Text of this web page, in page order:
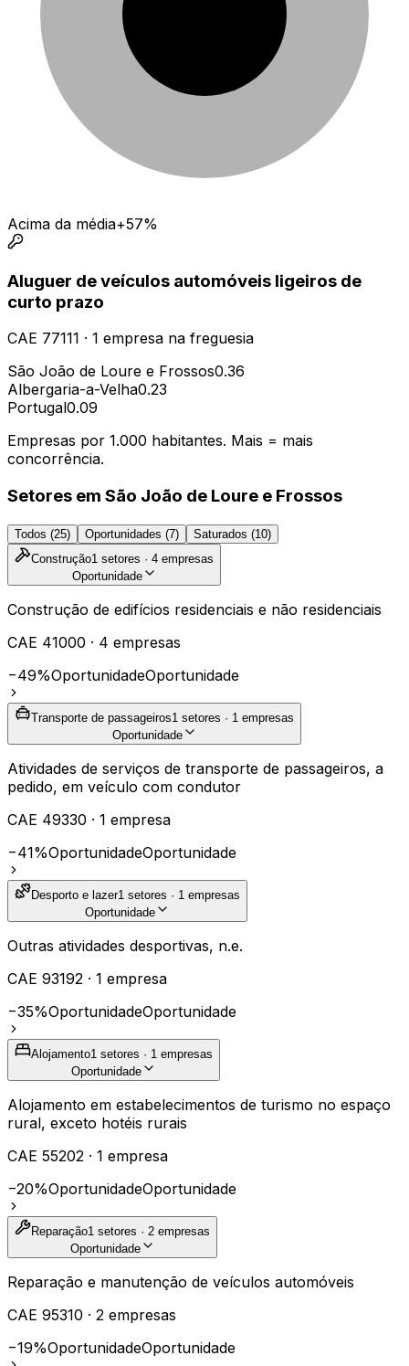
Acima da média+57%
Aluguer de veículos automóveis ligeiros de
curto prazo
CAE 77111 · 1 empresa na freguesia
São João de Loure e Frossos0.36
Albergaria-a-Velha0.23
Portugal0.09
Empresas por 1.000 habitantes. Mais = mais
concorrência.
Setores em São João de Loure e Frossos
Todos (25) Oportunidades (7) Saturados (10)
Construção1 setores · 4 empresas
Oportunidade
Construção de edifícios residenciais e não residenciais
CAE 41000 · 4 empresas
−49%OportunidadeOportunidade
Transporte de passageiros1 setores · 1 empresas
Oportunidade
Atividades de serviços de transporte de passageiros, a
pedido, em veículo com condutor
CAE 49330 · 1 empresa
−41%OportunidadeOportunidade
Desporto e lazer1 setores · 1 empresas
Oportunidade
Outras atividades desportivas, n.e.
CAE 93192 · 1 empresa
−35%OportunidadeOportunidade
Alojamento1 setores · 1 empresas
Oportunidade
Alojamento em estabelecimentos de turismo no espaço
rural, exceto hotéis rurais
CAE 55202 · 1 empresa
−20%OportunidadeOportunidade
Reparação1 setores · 2 empresas
Oportunidade
Reparação e manutenção de veículos automóveis
CAE 95310 · 2 empresas
−19%OportunidadeOportunidade